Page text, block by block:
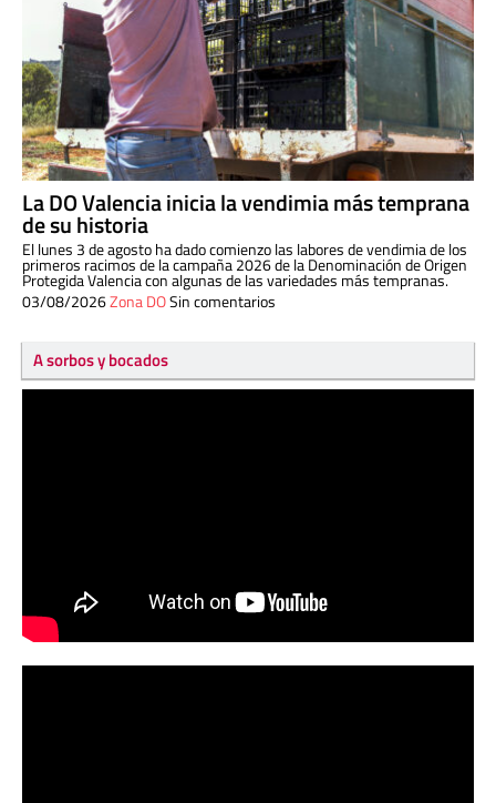
La DO Valencia inicia la vendimia más temprana
de su historia
El lunes 3 de agosto ha dado comienzo las labores de vendimia de los
primeros racimos de la campaña 2026 de la Denominación de Origen
Protegida Valencia con algunas de las variedades más tempranas.
03/08/2026Zona DOSin comentarios
A sorbos y bocados